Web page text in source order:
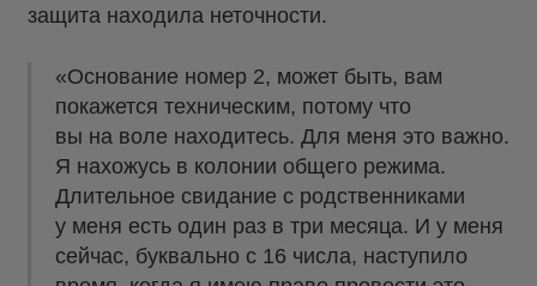
защита находила неточности.
«Основание номер 2, может быть, вам
покажется техническим, потому что
вы на воле находитесь. Для меня это важно.
Я нахожусь в колонии общего режима.
Длительное свидание с родственниками
у меня есть один раз в три месяца. И у меня
сейчас, буквально с 16 числа, наступило